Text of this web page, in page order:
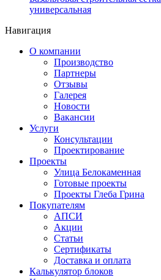
универсальная
Навигация
О компании
Производство
Партнеры
Отзывы
Галерея
Новости
Вакансии
Услуги
Консультации
Проектирование
Проекты
Улица Белокаменная
Готовые проекты
Проекты Глеба Грина
Покупателям
АПСИ
Акции
Статьи
Сертификаты
Доставка и оплата
Калькулятор блоков